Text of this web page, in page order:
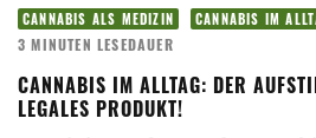
CANNABIS ALS MEDIZIN CANNABIS IM
3 MINUTEN LESEDAUER
CANNABIS IM ALLTAG: DER
LEGALES PRODUKT!